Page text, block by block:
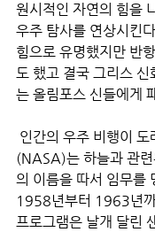
원시적인 자연의 힘을
우주 탐사를 연상시킨
힘으로 유명했지만 반
도 했고 결국 그리스
는 올림포스 신들에게
(NASA)는 하늘과 관
의 이름을 따서 임무를
1958년부터 1963년
프로그램은 날개 달린